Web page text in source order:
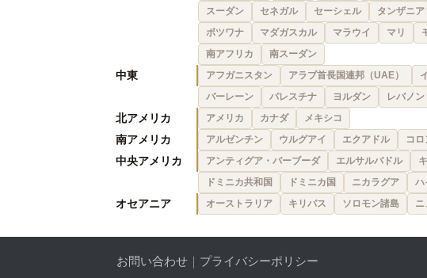
スーダン
セネガル セーシェル タンザニア
ボツワナ
マダガスカル マラウイ マリ
南アフリカ
南スーダン
中東 アフガニスタン アラブ首長国連邦（UAE）
バーレーン
パレスチナ ヨルダン レバノン
北アメリカ アメリカ カナダ メキシコ
南アメリカ アルゼンチン ウルグアイ エクアドル コ
中央アメリカ アンティグア・バーブーダ エルサルバドル
ドミニカ共和国
ドミニカ国 ニカラグア ハ
オセアニア オーストラリア キリバス ソロモン諸島 ニ
お問い合わせ プライバシーポリシー